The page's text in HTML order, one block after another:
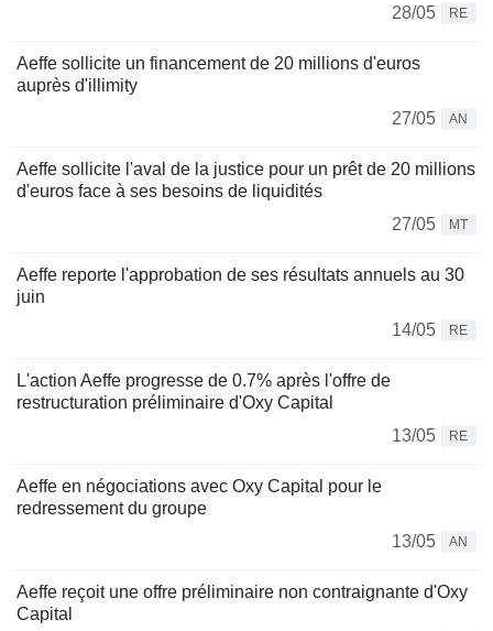
28/05
RE
Aeffe sollicite un financement de 20 millions d'euros
auprès d'illimity
27/05
AN
Aeffe sollicite l'aval de la justice pour un prêt de 20 millions
d'euros face à ses besoins de liquidités
27/05
MT
Aeffe reporte l'approbation de ses résultats annuels au 30
juin
14/05
RE
L'action Aeffe progresse de 0.7% après l'offre de
restructuration préliminaire d'Oxy Capital
13/05
RE
Aeffe en négociations avec Oxy Capital pour le
redressement du groupe
13/05
AN
Aeffe reçoit une offre préliminaire non contraignante d'Oxy
Capital